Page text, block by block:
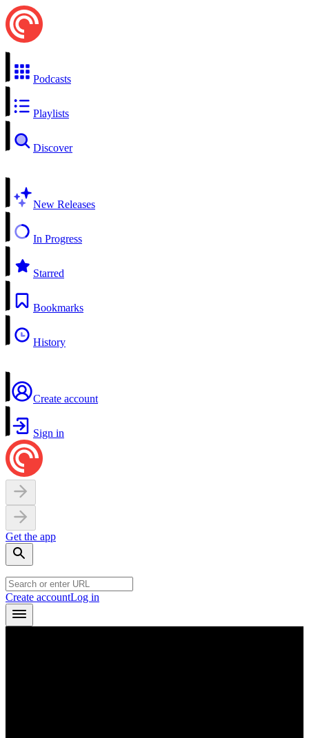
Podcasts
Playlists
Discover
New Releases
In Progress
Starred
Bookmarks
History
Create account
Sign in
Get the app
Create accountLog in